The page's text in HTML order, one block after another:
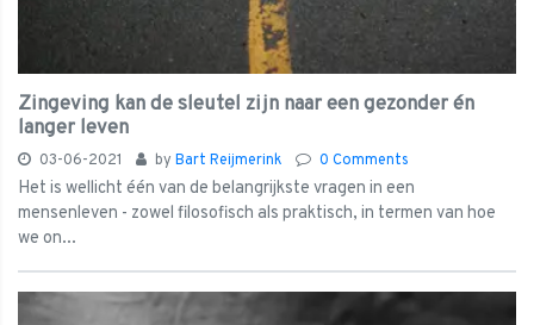
Zingeving kan de sleutel zijn naar een gezonder én
langer leven
03-06-2021 by Bart Reijmerink 0 Comments
Het is wellicht één van de belangrijkste vragen in een
mensenleven - zowel filosofisch als praktisch, in termen van hoe
we on...